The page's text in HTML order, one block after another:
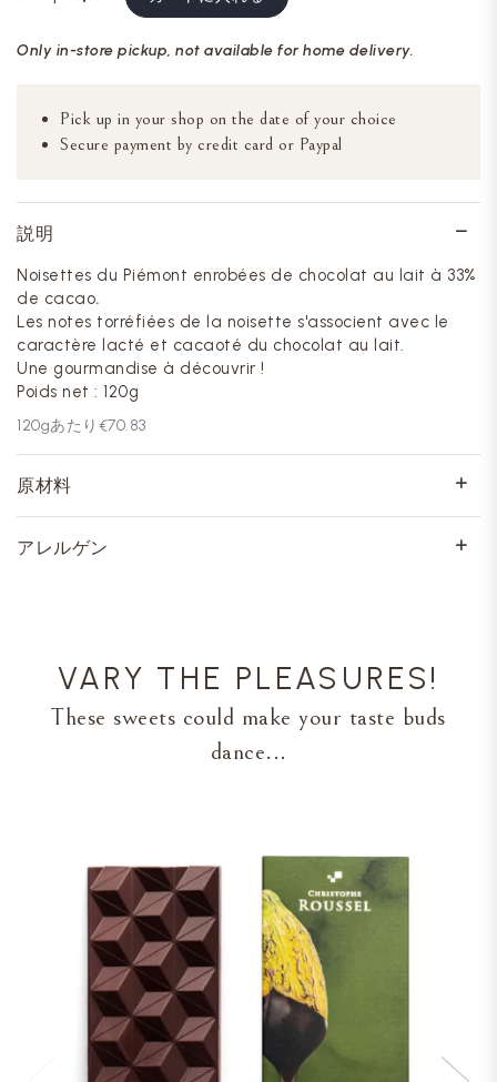
Only in-store pickup, not available for home delivery.
Pick up in your shop on the date of your choice
Secure payment by credit card or Paypal
説明
Noisettes du Piémont enrobées de chocolat au lait à 33%
de cacao.
Les notes torréfiées de la noisette s'associent avec le
caractère lacté et cacaoté du chocolat au lait.
Une gourmandise à découvrir !
Poids net : 120g
120gあたり €70.83
原材料
アレルゲン
VARY THE PLEASURES!
These sweets could make your taste buds
dance...